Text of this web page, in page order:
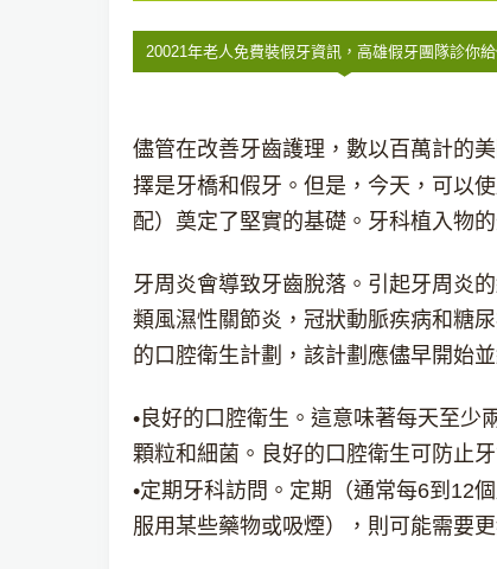
20021年老人免費裝假牙資訊，高雄假牙團隊診你
儘管在改善牙齒護理，數以百萬計的
擇是牙橋和假牙。但是，今天，可以
配）奠定了堅實的基礎。牙科植入物
牙周炎會導致牙齒脫落。引起牙周炎
類風濕性關節炎，冠狀動脈疾病和糖
的口腔衛生計劃，該計劃應儘早開始
•良好的口腔衛生。這意味著每天至
顆粒和細菌。良好的口腔衛生可防止
•定期牙科訪問。定期（通常每6到12個
服用某些藥物或吸煙），則可能需要